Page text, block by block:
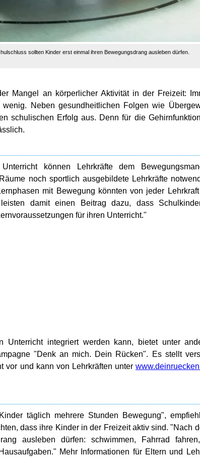
sollten Kinder erst einmal ihren Bewegungsdrang ausleben dürfen.
Mangel an körperlicher Aktivität in der Freizeit:
Neben gesundheitlichen Folgen wie
schulischen Erfolg aus. Denn für die
können Lehrkräfte dem
noch sportlich ausgebildete Lehrkräfte
mit Bewegung könnten von jeder
damit einen Beitrag dazu, dass
für ihren Unterricht."
Unterricht integriert werden kann, bietet unter
"Denk an mich. Dein Rücken". Es stellt
vor und kann von Lehrkräften unter
täglich mehrere Stunden Bewegung",
dass ihre Kinder in der Freizeit aktiv sind. "Nach
ausleben dürfen: schwimmen, Fahrrad
Mehr Informationen für Eltern und